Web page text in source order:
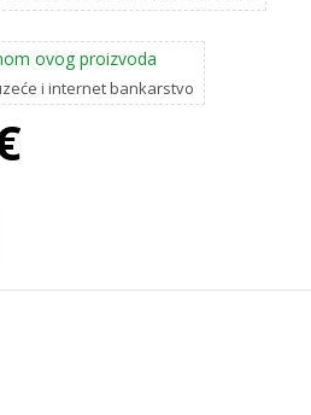
ovog proizvoda
i internet bankarstvo